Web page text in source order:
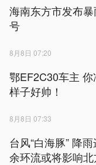
海南东方市发布
号
8月8日 07:20
鄂EF2C30车主
样子好帅！
8月8日 07:33
台风“白海豚” 降
余环流或将影响